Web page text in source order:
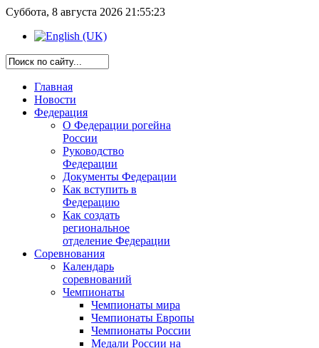
Суббота, 8 августа 2026 21:55:23
Главная
Новости
Федерация
О Федерации рогейна
России
Руководство
Федерации
Документы Федерации
Как вступить в
Федерацию
Как создать
региональное
отделение Федерации
Соревнования
Календарь
соревнований
Чемпионаты
Чемпионаты мира
Чемпионаты Европы
Чемпионаты России
Медали России на